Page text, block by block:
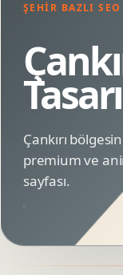
ŞEHIR BAZLI SEO
Çankırı
premium ve
sayfası.